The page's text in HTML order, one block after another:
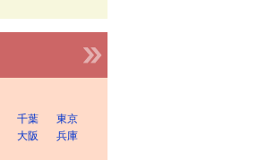
千葉
東京
大阪
兵庫